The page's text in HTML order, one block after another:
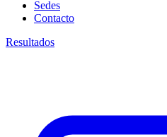
Sedes
Contacto
Resultados